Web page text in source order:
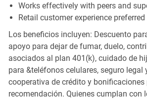
Works effectively with peers and
Retail customer experience preferred
Los beneficios incluyen: Descuento
apoyo para dejar de fumar, duelo,
asociados al plan 401(k), cuidado de
para &teléfonos celulares, seguro legal
cooperativa de crédito y bonificaciones
recomendación. Quienes cumplan con